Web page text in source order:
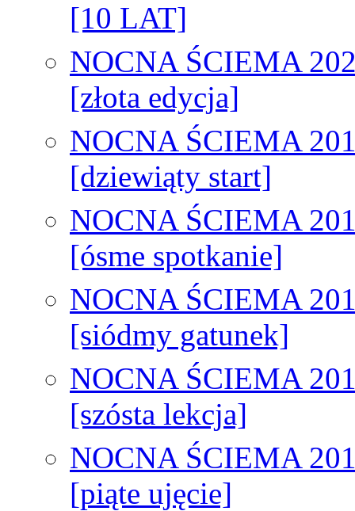
[10 LAT]
NOCNA ŚCIEMA
[złota edycja]
NOCNA ŚCIEMA
[dziewiąty start]
NOCNA ŚCIEMA
[ósme spotkanie]
NOCNA ŚCIEMA
[siódmy gatunek]
NOCNA ŚCIEMA
[szósta lekcja]
NOCNA ŚCIEMA
[piąte ujęcie]